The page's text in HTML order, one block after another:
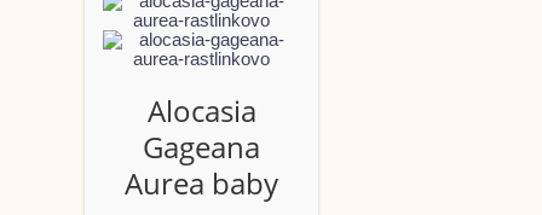
Alocasia
Gageana
Aurea baby